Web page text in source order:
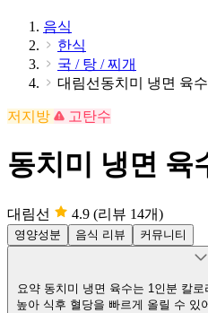
음식
한식
국 / 탕 / 찌개
대림선동치미 냉면 육수
저지방 고탄수
동치미 냉면 육
대림선 4.9 (리뷰 14개)
영양성분 음식 리뷰 커뮤니티
요약 동치미 냉면 육수는 1인분 칼
높아 식후 혈당을 빠르게 올릴 수 있